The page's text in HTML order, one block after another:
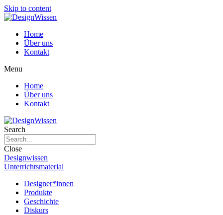
Skip to content
Home
Über uns
Kontakt
Menu
Home
Über uns
Kontakt
Search
Close
Designwissen
Unterrichtsmaterial
Designer*innen
Produkte
Geschichte
Diskurs